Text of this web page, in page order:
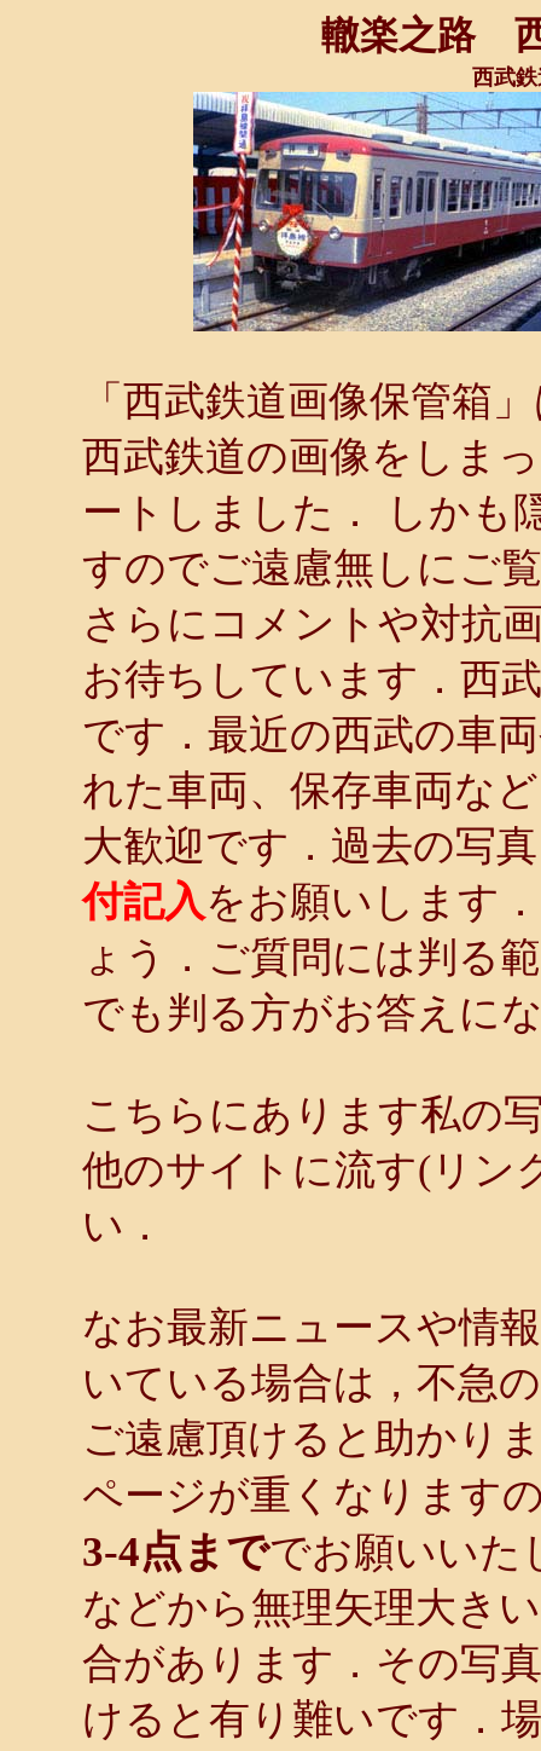
轍楽之路
西武
「西武鉄道画像保管箱
西武鉄道の画像をしま
ートしました． しかも
すのでご遠慮無しにご
さらにコメントや対抗
お待ちしています．西
です．最近の西武の車
れた車両、保存車両な
大歓迎です．過去の写
付記入をお願いします
ょう．ご質問には判る
でも判る方がお答えに
こちらにあります私の
他のサイトに流す(リン
い．
なお最新ニュースや情
いている場合は，不急
ご遠慮頂けると助かり
ページが重くなります
3-4点まででお願いいた
などから無理矢理大き
合があります．その写
けると有り難いです．